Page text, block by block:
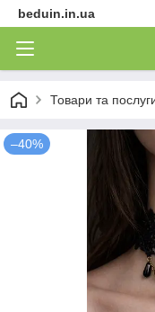
beduin.in.ua
Товари та
–40%